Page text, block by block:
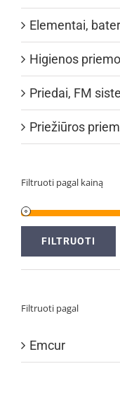
Elementai,
Higienos
Priedai, FM
Priežiūros
Filtruoti pagal kainą
FILTRUOTI
Filtruoti pagal
Emcur